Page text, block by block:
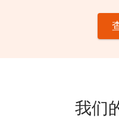
我们